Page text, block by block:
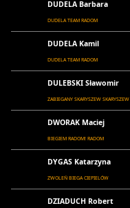
DUDELA Barbara
DUDELA TEAM RADOM
DUDELA Kamil
DUDELA TEAM RADOM
DULEBSKI Sławomir
ZABIEGANY SKARYSZEW SKARYSZEW
DWORAK Maciej
BIEGIEM RADOM! RADOM
DYGAS Katarzyna
ZWOLEŃ BIEGA CIEPIELÓW
DZIADUCH Robert